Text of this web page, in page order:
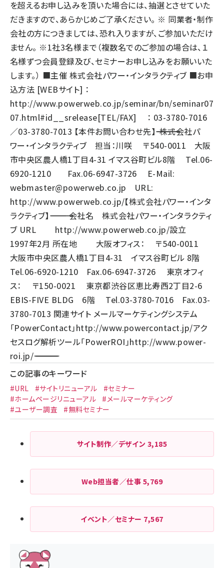
を超えるお申し込みを頂いた場合には、抽選とさせていた
だきますので、あらかじめご了承ください。 ※ 同業者・制作
会社の方につきましては、恐れ入りますが、ご参加いただけ
ません。 ※1社3名様まで（複数名でのご参加の場合は、１
名様ずつ会員登録及び、セミナーお申し込みをお願いいた
します。） ■主催 株式会社パワー・インタラクティブ ■お申
込方法 [WEBサイト] ：
http://www.powerweb.co.jp/seminar/bn/seminar07
07.html#id__srelease[TEL/FAX] ： 03-3780-7016
／03-3780-7013 【本件お問い合わせ先】――――――――――――――――――――― 株式会社パ
ワー・インタラクティブ 担当：川咲 〒540-0011 大阪
市中央区農人橋1丁目4-31 イマス谷町ビル8階 Tel.06-
6920-1210 Fax.06-6947-3726 E-Mail:
webmaster@powerweb.co.jp URL:
http://www.powerweb.co.jp/【株式会社パワー・インタ
ラクティブ】―――――――――――――― 会社名 株式会社パワー・インタラクティ
ブ URL http://www.powerweb.co.jp/設立
1997年2月 所在地 大阪オフィス： 〒540-0011
大阪市中央区農人橋1丁目4-31 イマス谷町ビル 8階
Tel.06-6920-1210 Fax.06-6947-3726 東京オフィ
ス： 〒150-0021 東京都渋谷区恵比寿西2丁目2-6
EBIS-FIVE BLDG 6階 Tel.03-3780-7016 Fax.03-
3780-7013 関連サイト メールマーケティングシステム
「PowerContact」http://www.powercontact.jp/アク
セスログ解析ツール「PowerROI」http://www.power-
roi.jp/――――――――――――――――――――――――――――――――
この記事のキーワード
#URL #サイトリニューアル
#セミナー
#ホームページリニューアル
#メールマーケティング
#ユーザー調査
#無料セミナー
サイト制作／デザイン 3,185
Web担当者／仕事 5,769
イベント／セミナー 7,567